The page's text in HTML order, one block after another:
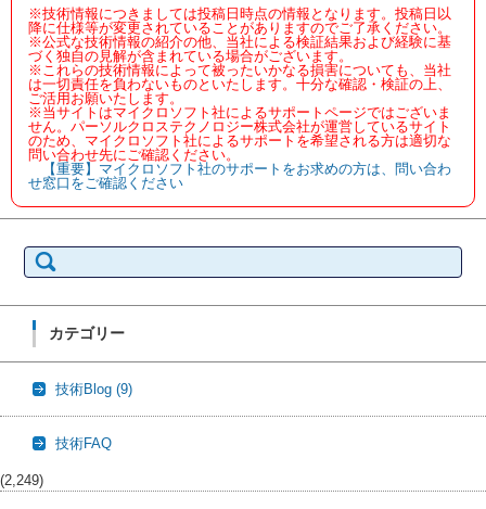
※技術情報につきましては投稿日時点の情報となります。投稿日以
降に仕様等が変更されていることがありますのでご了承ください。
※公式な技術情報の紹介の他、当社による検証結果および経験に基
づく独自の見解が含まれている場合がございます。
※これらの技術情報によって被ったいかなる損害についても、当社
は一切責任を負わないものといたします。十分な確認・検証の上、
ご活用お願いたします。
※当サイトはマイクロソフト社によるサポートページではございま
せん。パーソルクロステクノロジー株式会社が運営しているサイト
のため、マイクロソフト社によるサポートを希望される方は適切な
問い合わせ先にご確認ください。
【重要】マイクロソフト社のサポートをお求めの方は、問い合わ
せ窓口をご確認ください
索:
カテゴリー
技術Blog (9)
技術FAQ
(2,249)